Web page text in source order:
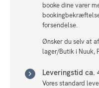
booke dine varer
forsendelse.
Ønsker du selv at
lager/Butik i Nuuk,
Leveringstid ca.
Vores standard